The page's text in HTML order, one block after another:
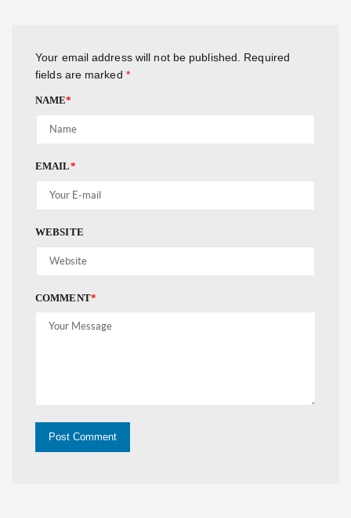
Your email address will not be published.
Required
fields are marked *
NAME*
EMAIL*
WEBSITE
COMMENT*